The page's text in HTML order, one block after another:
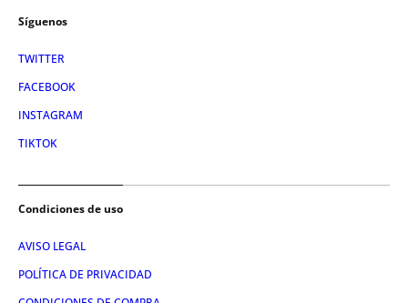
Síguenos
TWITTER
FACEBOOK
INSTAGRAM
TIKTOK
Condiciones de uso
AVISO LEGAL
POLÍTICA DE PRIVACIDAD